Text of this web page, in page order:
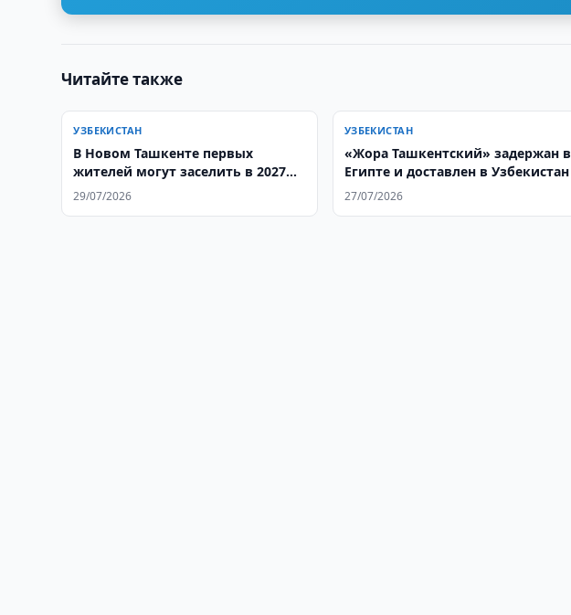
Читайте также
УЗБЕКИСТАН
В Новом Ташкенте первых
жителей могут заселить в 2027
году
29/07/2026
УЗБЕКИСТАН
«Жора Ташкентский» задержан в
Египте и доставлен в Узбекистан
27/07/2026